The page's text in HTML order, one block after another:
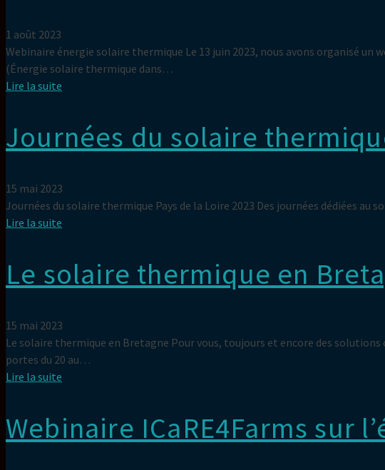
1 août 2023
Webinaire énergie solaire thermique Le 13 juin 2023, nous avons organisé
(Énergie solaire thermique dans…
Lire la suite
Journées du solaire
15 mai 2023
Journées du solaire thermique Pays de la Loire 2023 Des journées dédiées au
Lire la suite
Le solaire thermique en
15 mai 2023
Le solaire thermique en Bretagne Pour vous, toujours et encore des
portes du 20 au…
Lire la suite
Webinaire ICaRE4Farms sur